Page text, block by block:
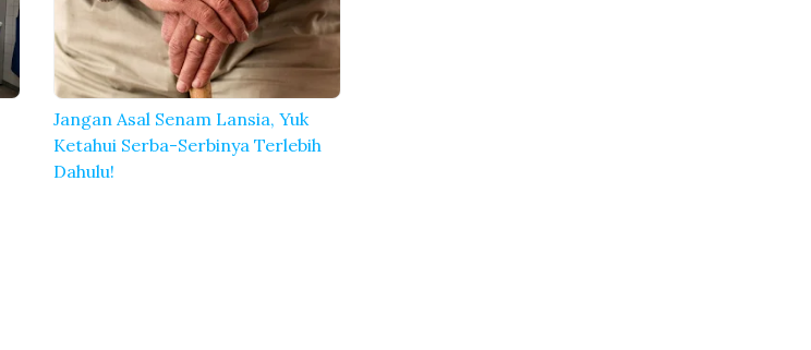
Jangan Asal Senam Lansia, Yuk
Ketahui Serba-Serbinya Terlebih
Dahulu!